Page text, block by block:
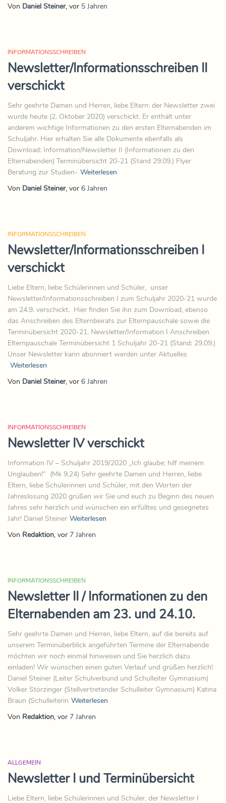
Von Daniel Steiner, vor 5 Jahren
INFORMATIONSSCHREIBEN
Newsletter/Informationsschreiben II
verschickt
Sehr geehrte Damen und Herren, liebe Eltern: der Newsletter zwei
wurde heute (2. Oktober 2020) verschickt. Er enthält unter
anderem wichtige Informationen zu den ersten Elternabenden im
Schuljahr. Hier erhalten Sie alle Dokumente ebenfalls als
Download: Information/Newsletter II (Informationen zu den
Elternabenden) Terminübersicht 20-21 (Stand 29.09.) Flyer
Beratung zur Studien- Weiterlesen
Von Daniel Steiner, vor 6 Jahren
INFORMATIONSSCHREIBEN
Newsletter/Informationsschreiben I
verschickt
Liebe Eltern, liebe Schülerinnen und Schüler, unser
Newsletter/Informationsschreiben I zum Schuljahr 2020-21 wurde
am 24.9. verschickt. Hier finden Sie ihn zum Download, ebenso
das Anschreiben des Elternbeirats zur Elternpauschale sowie die
Terminübersicht 2020-21. Newsletter/Information I Anschreiben
Elternpauschale Terminübersicht 1 Schuljahr 20-21 (Stand: 29.09.)
Unser Newsletter kann abonniert werden unter Aktuelles
Weiterlesen
Von Daniel Steiner, vor 6 Jahren
INFORMATIONSSCHREIBEN
Newsletter IV verschickt
Information IV – Schuljahr 2019/2020 „Ich glaube; hilf meinem
Unglauben!“ (Mk 9,24) Sehr geehrte Damen und Herren, liebe
Eltern, liebe Schülerinnen und Schüler, mit den Worten der
Jahreslosung 2020 grüßen wir Sie und euch zu Beginn des neuen
Jahres sehr herzlich und wünschen ein erfülltes und gesegnetes
Jahr! Daniel Steiner Weiterlesen
Von Redaktion, vor 7 Jahren
INFORMATIONSSCHREIBEN
Newsletter II / Informationen zu den
Elternabenden am 23. und 24.10.
Sehr geehrte Damen und Herren, liebe Eltern, auf die bereits auf
unserem Terminüberblick angeführten Termine der Elternabende
möchten wir noch einmal hinweisen und Sie herzlich dazu
einladen! Wir wünschen einen guten Verlauf und grüßen herzlich!
Daniel Steiner (Leiter Schulverbund und Schulleiter Gymnasium)
Volker Störzinger (Stellvertretender Schulleiter Gymnasium) Katina
Braun (Schulleiterin Weiterlesen
Von Redaktion, vor 7 Jahren
ALLGEMEIN
Newsletter I und Terminübersicht
Liebe Eltern, liebe Schülerinnen und Schüler, der Newsletter I